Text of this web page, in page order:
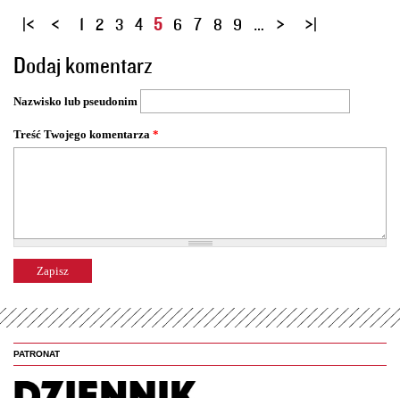
S
r
o
y
1 2 3 4 5 6 7 8 9 …
Dodaj komentarz
Nazwisko lub pseudonim
Treść Twojego komentarza *
PATRONAT